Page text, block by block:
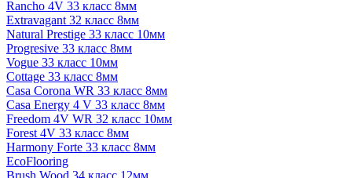
Rancho 4V 33 класс 8мм
Extravagant 32 класс 8мм
Natural Prestige 33 класс 10мм
Progresive 33 класс 8мм
Vogue 33 класс 10мм
Cottage 33 класс 8мм
Casa Corona WR 33 класс 8мм
Casa Energy 4 V 33 класс 8мм
Freedom 4V WR 32 класс 10мм
Forest 4V 33 класс 8мм
Harmony Forte 33 класс 8мм
EcoFlooring
Brush Wood 34 класс 12мм